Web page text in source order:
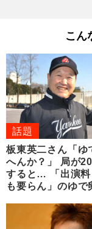
こん
話題
板東英二さん「ゆ
へんか？」 局が
すると… 「出演料
も要らん」のゆで